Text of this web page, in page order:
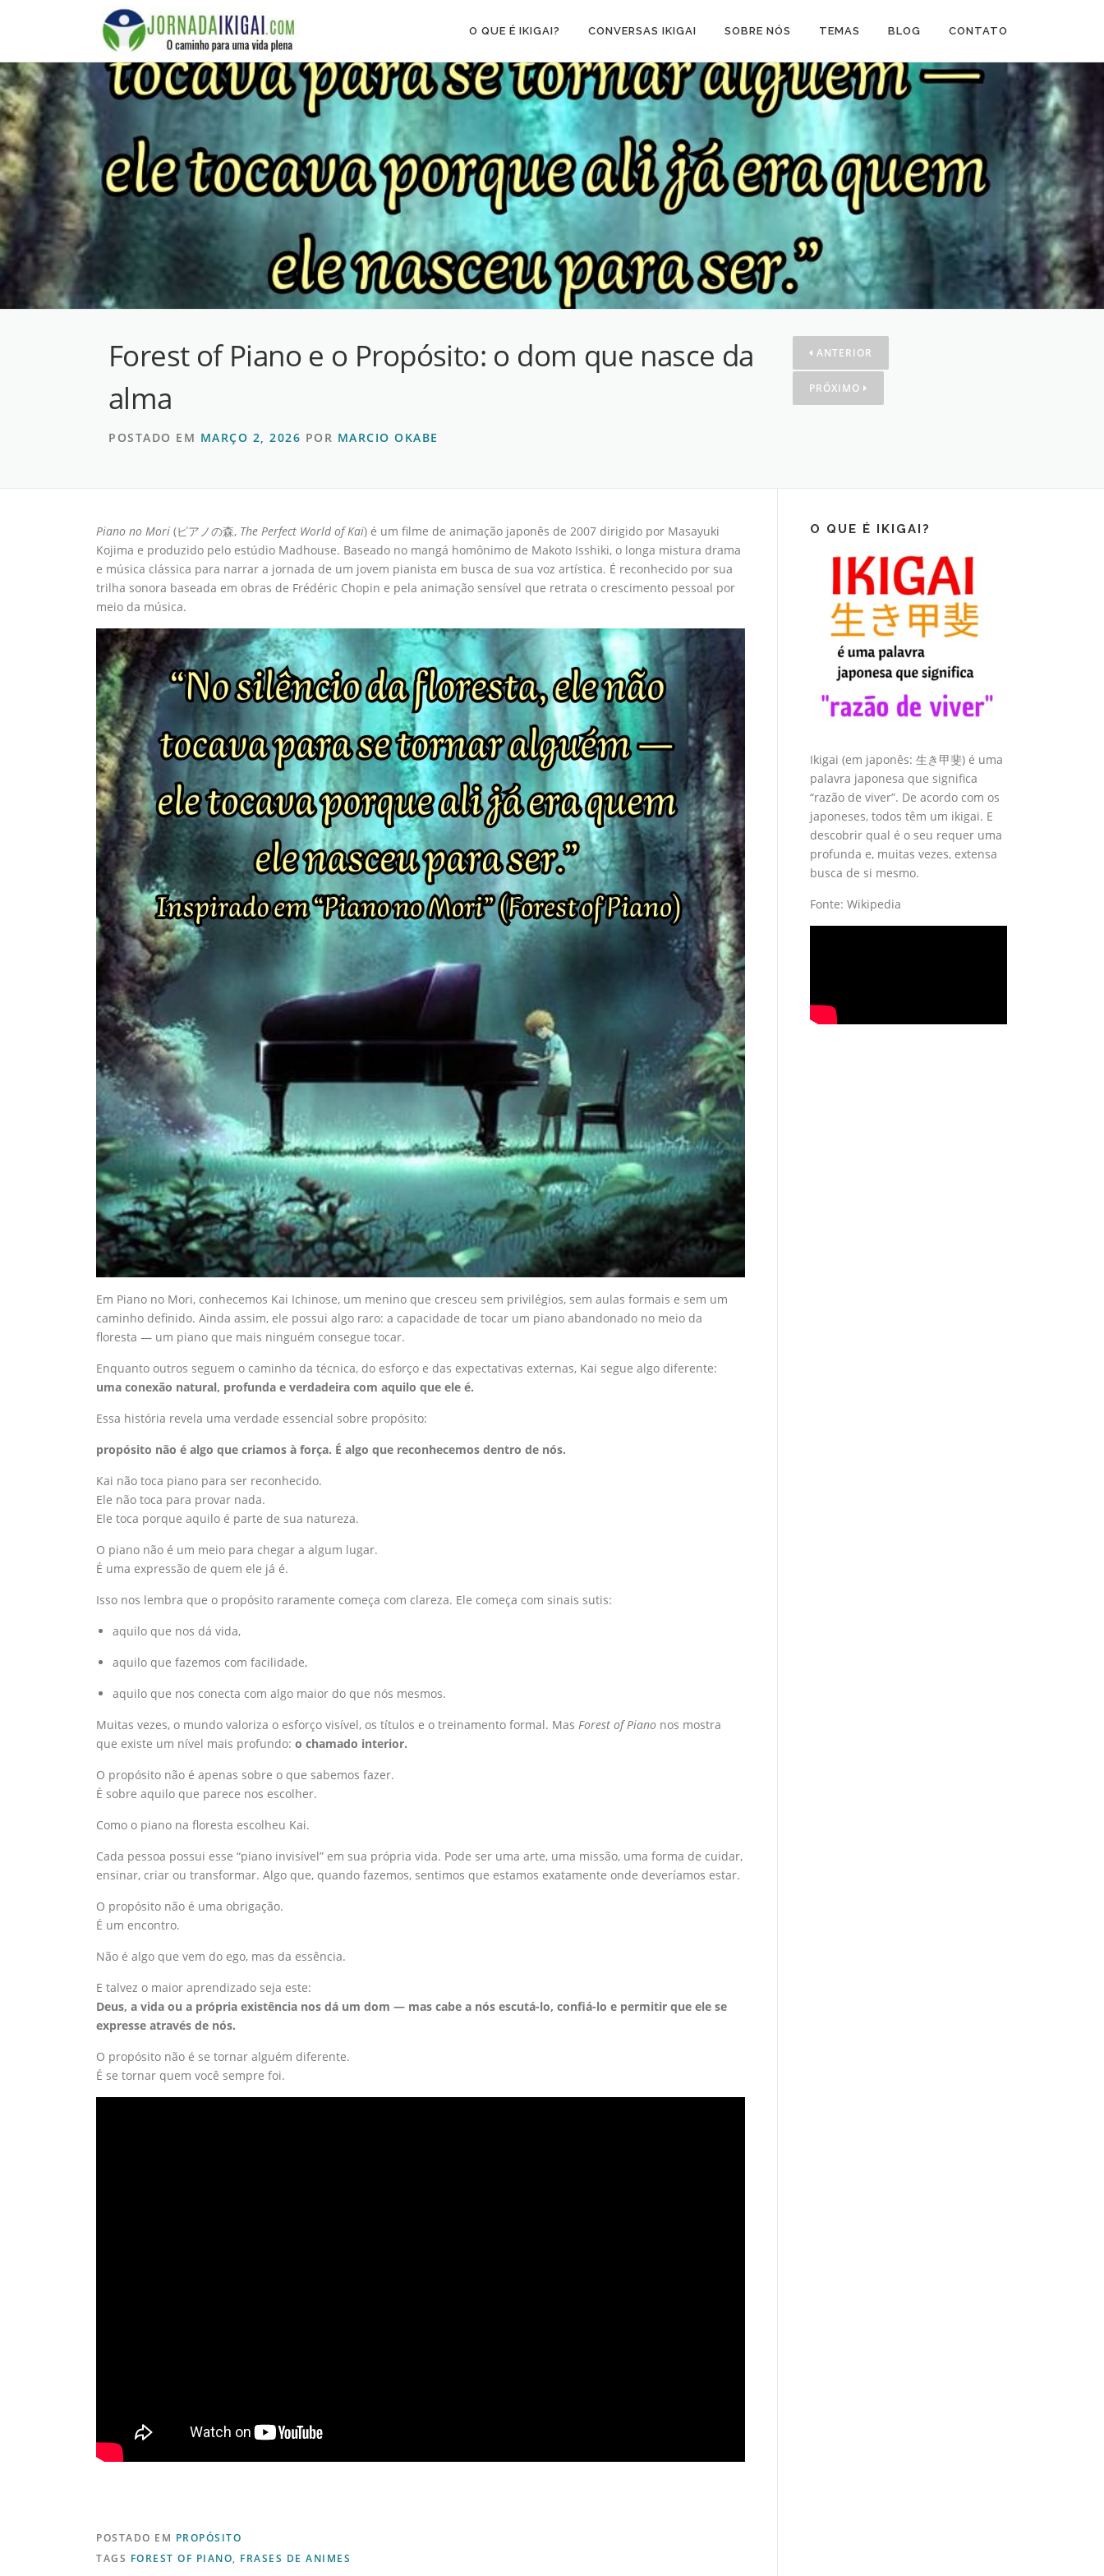
conteúdo
O QUE É IKIGAI? CONVERSAS IKIGAI SOBRE NÓS TEMAS BLOG CONTATO
Forest of Piano e o Propósito: o dom que nasce da
alma
POSTADO EM MARÇO 2, 2026 POR MARCIO OKABE
ANTERIOR
PRÓXIMO
Piano no Mori (ピアノの森, The Perfect World of Kai) é um filme de animação japonês de 2007 dirigido por Masayuki
Kojima e produzido pelo estúdio Madhouse. Baseado no mangá homônimo de Makoto Isshiki, o longa mistura drama
e música clássica para narrar a jornada de um jovem pianista em busca de sua voz artística. É reconhecido por sua
trilha sonora baseada em obras de Frédéric Chopin e pela animação sensível que retrata o crescimento pessoal por
meio da música.
Em Piano no Mori, conhecemos Kai Ichinose, um menino que cresceu sem privilégios, sem aulas formais e sem um
caminho definido. Ainda assim, ele possui algo raro: a capacidade de tocar um piano abandonado no meio da
floresta — um piano que mais ninguém consegue tocar.
Enquanto outros seguem o caminho da técnica, do esforço e das expectativas externas, Kai segue algo diferente:
uma conexão natural, profunda e verdadeira com aquilo que ele é.
Essa história revela uma verdade essencial sobre propósito:
propósito não é algo que criamos à força. É algo que reconhecemos dentro de nós.
Kai não toca piano para ser reconhecido.
Ele não toca para provar nada.
Ele toca porque aquilo é parte de sua natureza.
O piano não é um meio para chegar a algum lugar.
É uma expressão de quem ele já é.
Isso nos lembra que o propósito raramente começa com clareza. Ele começa com sinais sutis:
aquilo que nos dá vida,
aquilo que fazemos com facilidade,
aquilo que nos conecta com algo maior do que nós mesmos.
Muitas vezes, o mundo valoriza o esforço visível, os títulos e o treinamento formal. Mas Forest of Piano nos mostra
que existe um nível mais profundo: o chamado interior.
O propósito não é apenas sobre o que sabemos fazer.
É sobre aquilo que parece nos escolher.
Como o piano na floresta escolheu Kai.
Cada pessoa possui esse “piano invisível” em sua própria vida. Pode ser uma arte, uma missão, uma forma de cuidar,
ensinar, criar ou transformar. Algo que, quando fazemos, sentimos que estamos exatamente onde deveríamos estar.
O propósito não é uma obrigação.
É um encontro.
Não é algo que vem do ego, mas da essência.
E talvez o maior aprendizado seja este:
Deus, a vida ou a própria existência nos dá um dom — mas cabe a nós escutá-lo, confiá-lo e permitir que ele se
expresse através de nós.
O propósito não é se tornar alguém diferente.
É se tornar quem você sempre foi.
POSTADO EM PROPÓSITO
TAGS FOREST OF PIANO, FRASES DE ANIMES
O QUE É IKIGAI?
Ikigai (em japonês: 生き甲斐) é uma
palavra japonesa que significa
“razão de viver”. De acordo com os
japoneses, todos têm um ikigai. E
descobrir qual é o seu requer uma
profunda e, muitas vezes, extensa
busca de si mesmo.
Fonte: Wikipedia